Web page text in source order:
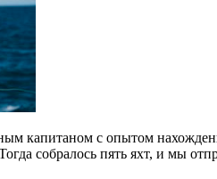
капитаном с опытом
собралось пять яхт, и мы